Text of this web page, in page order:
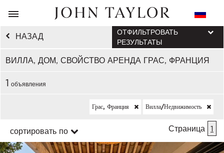
НАЗАД
ВИЛЛА, ДОМ, СВОЙСТВО АРЕНДА ГРАС, ФРАНЦИЯ
ОТФИЛЬТРОВАТЬ
РЕЗУЛЬТАТЫ
1 объявления
Грас, Франция Вилла/недвижимость
сортировать по Страница 1